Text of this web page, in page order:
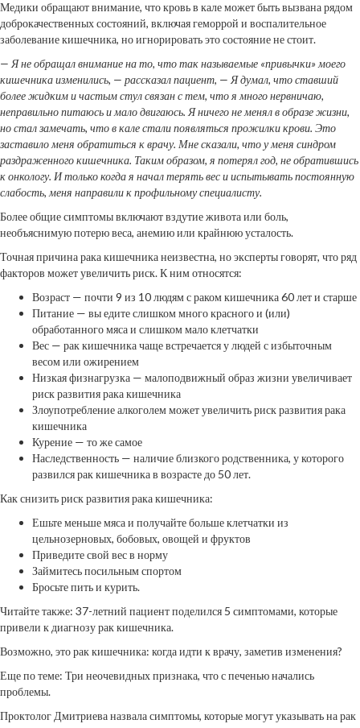
Медики обращают внимание, что кровь в кале может быть вызвана рядом
доброкачественных состояний, включая геморрой и воспалительное
заболевание кишечника, но игнорировать это состояние не стоит.
— Я не обращал внимание на то, что так называемые «привычки» моего
кишечника изменились, — рассказал пациент, — Я думал, что ставший
более жидким и частым стул связан с тем, что я много нервничаю,
неправильно питаюсь и мало двигаюсь. Я ничего не менял в образе жизни,
но стал замечать, что в кале стали появляться прожилки крови. Это
заставило меня обратиться к врачу. Мне сказали, что у меня синдром
раздраженного кишечника. Таким образом, я потерял год, не обратившись
к онкологу. И только когда я начал терять вес и испытывать постоянную
слабость, меня направили к профильному специалисту.
Более общие симптомы включают вздутие живота или боль,
необъяснимую потерю веса, анемию или крайнюю усталость.
Точная причина рака кишечника неизвестна, но эксперты говорят, что ряд
факторов может увеличить риск. К ним относятся:
Возраст — почти 9 из 10 людям с раком кишечника 60 лет и старше
Питание — вы едите слишком много красного и (или)
обработанного мяса и слишком мало клетчатки
Вес — рак кишечника чаще встречается у людей с избыточным
весом или ожирением
Низкая физнагрузка — малоподвижный образ жизни увеличивает
риск развития рака кишечника
Злоупотребление алкоголем может увеличить риск развития рака
кишечника
Курение — то же самое
Наследственность — наличие близкого родственника, у которого
развился рак кишечника в возрасте до 50 лет.
Как снизить риск развития рака кишечника:
Ешьте меньше мяса и получайте больше клетчатки из
цельнозерновых, бобовых, овощей и фруктов
Приведите свой вес в норму
Займитесь посильным спортом
Бросьте пить и курить.
Читайте также: 37-летний пациент поделился 5 симптомами, которые
привели к диагнозу рак кишечника.
Возможно, это рак кишечника: когда идти к врачу, заметив изменения?
Еще по теме: Три неочевидных признака, что с печенью начались
проблемы.
Проктолог Дмитриева назвала симптомы, которые могут указывать на рак